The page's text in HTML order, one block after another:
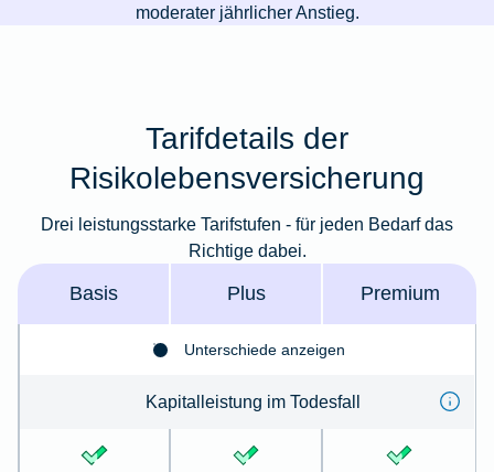
moderater jährlicher Anstieg.
Tarifdetails der
Risikolebensversicherung
Drei leistungsstarke Tarifstufen - für jeden Bedarf das
Richtige dabei.
Basis Plus Premium
Unterschiede anzeigen
Kapitalleistung im Todes­fall